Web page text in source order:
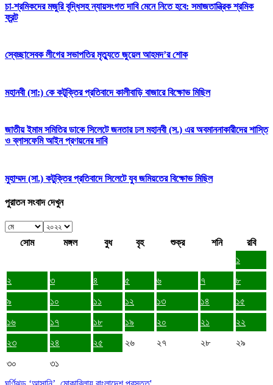
চা-শ্রমিকদের মজুরি বৃদ্ধিসহ ন্যায়সংগত দাবি মেনে নিতে হবে: সমাজতান্ত্রিক শ্রমিক
ফ্রন্ট
স্বেচ্ছাসেবক লীগের সভাপতির মৃত্যুতে জুয়েল আহমদ’র শোক
মহানবী (সা:) কে কটূক্তির প্রতিবাদে কালীবাড়ি বাজারে বিক্ষোভ মিছিল
জাতীয় ইমাম সমিতির ডাকে সিলেটে জনতার ঢল মহানবী (স.) এর অবমাননাকারীদের শাস্তি
ও ব্লাসফেমি আইন প্রণয়নের দাবি
মুহাম্মদ (সা.) কটুক্তির প্রতিবাদে সিলেটে যুব জমিয়তের বিক্ষোভ মিছিল
পুরাতন সংবাদ দেখুন
সোম মঙ্গল বুধ বৃহ শুক্র শনি
রবি
১
২
৩ ৪ ৫ ৬ ৭
৮
৯
১০ ১১ ১২ ১৩ ১৪
১৫
১৬
১৭ ১৮ ১৯ ২০ ২১
২২
২৩
২৪ ২৫ ২৬ ২৭ ২৮
২৯
৩০
৩১